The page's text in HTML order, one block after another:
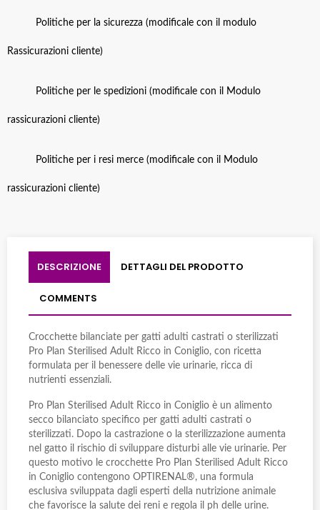
Politiche per la sicurezza (modificale con il modulo
Rassicurazioni cliente)
Politiche per le spedizioni (modificale con il Modulo
rassicurazioni cliente)
Politiche per i resi merce (modificale con il Modulo
rassicurazioni cliente)
DESCRIZIONE DETTAGLI DEL PRODOTTO
COMMENTS
Crocchette bilanciate per gatti adulti castrati o sterilizzati
Pro Plan Sterilised Adult Ricco in Coniglio, con ricetta
formulata per il benessere delle vie urinarie, ricca di
nutrienti essenziali.
Pro Plan Sterilised Adult Ricco in Coniglio è un alimento
secco bilanciato specifico per gatti adulti castrati o
sterilizzati. Dopo la castrazione o la sterilizzazione aumenta
nel gatto il rischio di sviluppare disturbi alle vie urinarie. Per
questo motivo le crocchette Pro Plan Sterilised Adult Ricco
in Coniglio contengono OPTIRENAL®, una formula
esclusiva sviluppata dagli esperti della nutrizione animale
che favorisce la salute dei reni e regola il ph delle urine.